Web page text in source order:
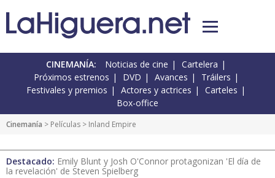
CINEMANÍA: Noticias de cine
Cartelera
Próximos estrenos
DVD Avances
Tráilers
Festivales y premios
Actores y actrices
Carteles
Box-office
Cinemanía > Películas > Inland Empire
Destacado: Emily Blunt y Josh O'Connor protagonizan 'El día de
la revelación' de Steven Spielberg